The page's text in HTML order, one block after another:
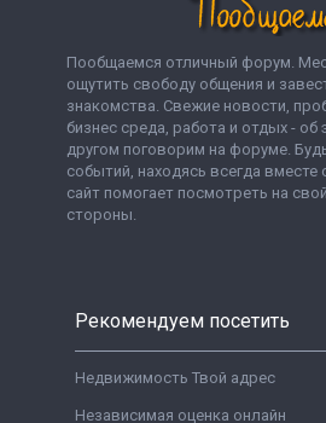
Пообщаемся отличный форум.
ощутить свободу общения и
знакомства. Свежие новости,
бизнес среда, работа и отдых - об
другом поговорим на форуме.
событий, находясь всегда вместе
сайт помогает посмотреть на
стороны.
Рекомендуем посетить
Недвижимость Твой адрес
Независимая оценка онлайн